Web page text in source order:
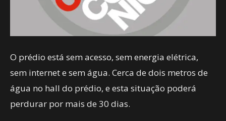
O prédio está sem acesso, sem energia elétrica,
sem internet e sem água. Cerca de dois metros de
água no hall do prédio, e esta situação poderá
perdurar por mais de 30 dias.